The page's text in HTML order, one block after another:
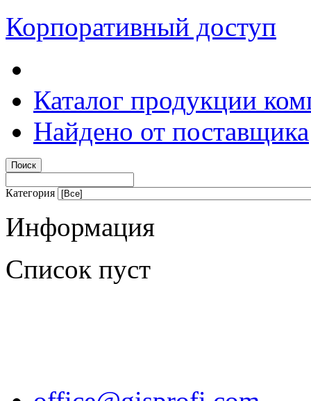
Корпоративный доступ
Каталог продукции
Найдено от поставщика
Категория
Информация
Список пуст